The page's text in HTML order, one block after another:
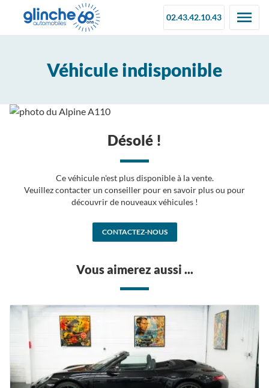
02.43.42.10.43
Véhicule indisponible
Désolé !
Ce véhicule n'est plus disponible à la vente.
Veuillez contacter un conseiller pour en savoir plus ou pour
découvrir de nouveaux véhicules !
CONTACTEZ-NOUS
Vous aimerez aussi ...